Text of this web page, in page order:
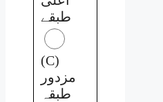
طبقے
(C)
مزدور
طبقہ